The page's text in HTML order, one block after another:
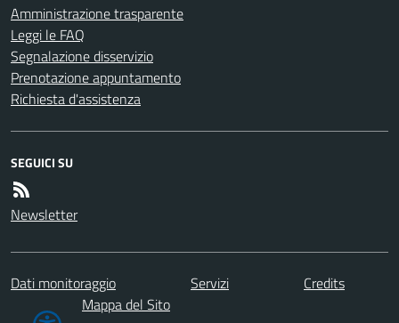
Amministrazione trasparente
Leggi le FAQ
Segnalazione disservizio
Prenotazione appuntamento
Richiesta d'assistenza
SEGUICI SU
Newsletter
Dati monitoraggio Servizi
Credits
Mappa del Sito